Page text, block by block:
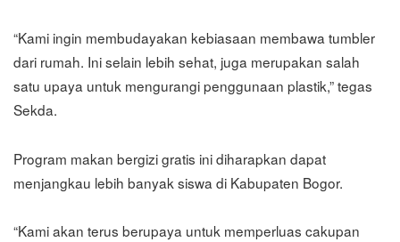
“Kami ingin membudayakan kebiasaan membawa tumbler
dari rumah. Ini selain lebih sehat, juga merupakan salah
satu upaya untuk mengurangi penggunaan plastik,” tegas
Sekda.
Program makan bergizi gratis ini diharapkan dapat
menjangkau lebih banyak siswa di Kabupaten Bogor.
“Kami akan terus berupaya untuk memperluas cakupan